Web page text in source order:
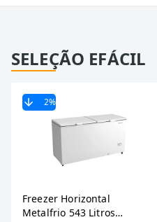
SELEÇÃO EFÁCIL
2%
Freezer Horizontal
Metalfrio 543 Litros